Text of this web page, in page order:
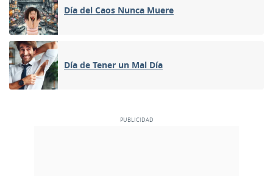
Día del Caos Nunca Muere
Día de Tener un Mal Día